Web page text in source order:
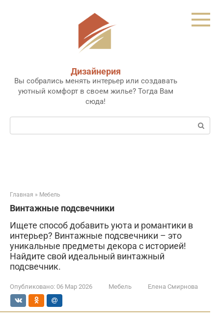
Дизайнерия
Вы собрались менять интерьер или создавать
уютный комфорт в своем жилье? Тогда Вам
сюда!
Поиск:
Главная » Мебель
Винтажные подсвечники
Ищете способ добавить уюта и романтики в
интерьер? Винтажные подсвечники – это
уникальные предметы декора с историей!
Найдите свой идеальный винтажный
подсвечник.
Опубликовано: 06 Мар 2026 Мебель Елена Смирнова